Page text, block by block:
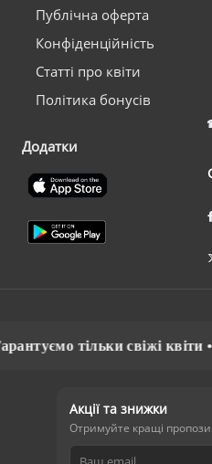
Публічна оферта
Конфіденційність
Статті про квіти
Політика бонусів
Додатки
свіжі квіти • 🔥
Акції та знижки
Отримуйте кращі